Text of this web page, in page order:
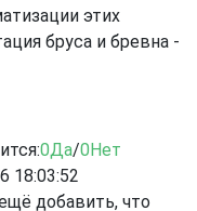
этих
бруса и бревна -
0Да/0 Нет
18:03:52
добавить, что